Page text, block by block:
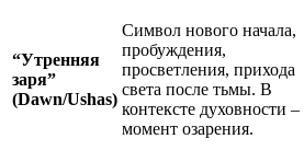
“Утренняя
заря”
(Dawn/Ushas)
Символ нового начала,
пробуждения,
просветления, прихода
света после тьмы. В
контексте духовности –
момент озарения.